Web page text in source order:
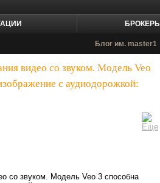
БРОКЕРЫ
Блог им. master1
видео со звуком. Модель Veo
с аудиодорожкой:
со звуком. Модель Veo 3 способна